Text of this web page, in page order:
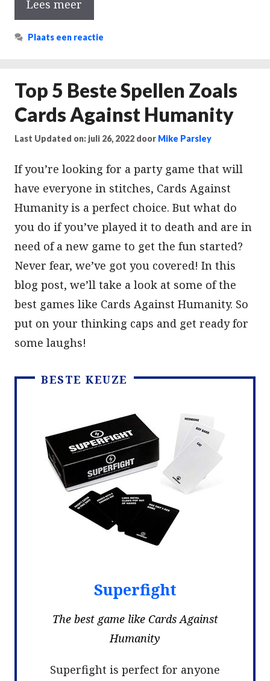
Lees meer
Plaats een reactie
Top 5 Beste Spellen Zoals
Cards Against Humanity
Last Updated on: juli 26, 2022 door Mike Parsley
If you’re looking for a party game that will
have everyone in stitches, Cards Against
Humanity is a perfect choice. But what do
you do if you’ve played it to death and are in
need of a new game to get the fun started?
Never fear, we’ve got you covered! In this
blog post, we’ll take a look at some of the
best games like Cards Against Humanity. So
put on your thinking caps and get ready for
some laughs!
BESTE KEUZE
Superfight
The best game like Cards Against
Humanity
Superfight is perfect for anyone